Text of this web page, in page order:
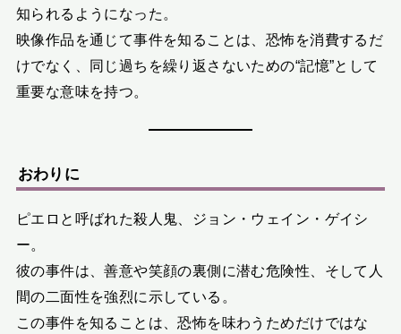
知られるようになった。
映像作品を通じて事件を知ることは、恐怖を消費するだ
けでなく、同じ過ちを繰り返さないための“記憶”として
重要な意味を持つ。
おわりに
ピエロと呼ばれた殺人鬼、ジョン・ウェイン・ゲイシ
ー。
彼の事件は、善意や笑顔の裏側に潜む危険性、そして人
間の二面性を強烈に示している。
この事件を知ることは、恐怖を味わうためだけではな